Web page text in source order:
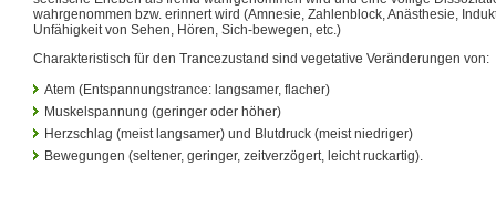
wahrgenommen bzw. erinnert wird (Amnesie, Zahlenblock, Anästhesie,
Unfähigkeit von Sehen, Hören, Sich-bewegen, etc.)
Charakteristisch für den Trancezustand sind vegetative Veränderungen von:
Atem (Entspannungstrance: langsamer, flacher)
Muskelspannung (geringer oder höher)
Herzschlag (meist langsamer) und Blutdruck (meist niedriger)
Bewegungen (seltener, geringer, zeitverzögert, leicht ruckartig).